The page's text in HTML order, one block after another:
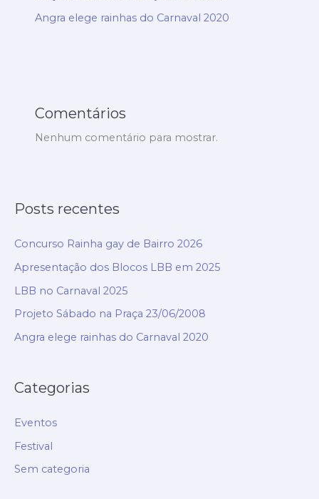
Angra elege rainhas do Carnaval 2020
Comentários
Nenhum comentário para mostrar.
Posts recentes
Concurso Rainha gay de Bairro 2026
Apresentação dos Blocos LBB em 2025
LBB no Carnaval 2025
Projeto Sábado na Praça 23/06/2008
Angra elege rainhas do Carnaval 2020
Categorias
Eventos
Festival
Sem categoria